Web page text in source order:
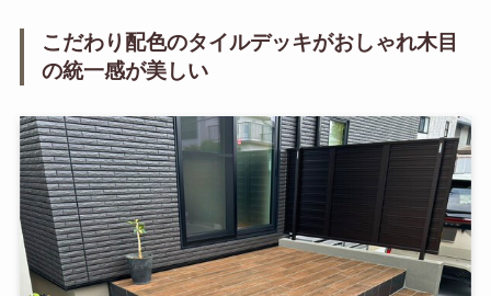
こだわり配色のタイルデッキがおしゃれ木目
の統一感が美しい